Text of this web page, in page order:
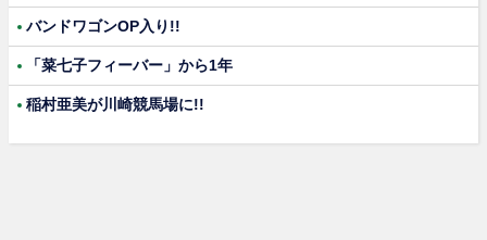
バンドワゴンOP入り!!
「菜七子フィーバー」から1年
稲村亜美が川崎競馬場に!!